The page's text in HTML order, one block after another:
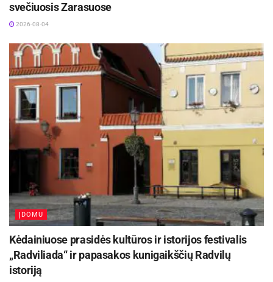
svečiuosis Zarasuose
2026-08-04
ĮDOMU
Kėdainiuose prasidės kultūros ir istorijos festivalis
„Radviliada“ ir papasakos kunigaikščių Radvilų
istoriją